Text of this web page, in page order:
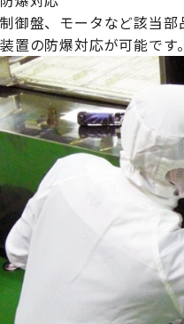
制御盤、モータなど該当
装置の防爆対応が可能です。